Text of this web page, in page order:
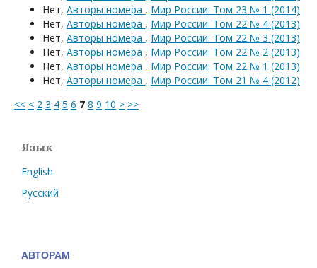
Нет, Авторы номера , Мир России: Том 23 № 1 (2014)
Нет, Авторы номера , Мир России: Том 22 № 4 (2013)
Нет, Авторы номера , Мир России: Том 22 № 3 (2013)
Нет, Авторы номера , Мир России: Том 22 № 2 (2013)
Нет, Авторы номера , Мир России: Том 22 № 1 (2013)
Нет, Авторы номера , Мир России: Том 21 № 4 (2012)
<< < 2 3 4 5 6 7 8 9 10 > >>
Язык
English
Русский
АВТОРАМ